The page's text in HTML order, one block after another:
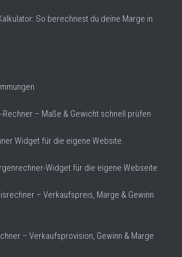
So berechnest du deine Marge in
Rechner – Maße & Gewicht schnell prüfen
Widget für die eigene Website.
Widget für die eigene Webseite
– Verkaufspreis, Marge & Gewinn
– Verkaufsprovision, Gewinn & Marge